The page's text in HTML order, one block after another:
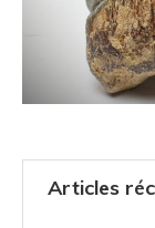
Articles